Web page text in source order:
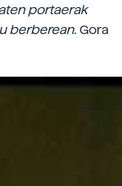
portaerak
berberean.Gora